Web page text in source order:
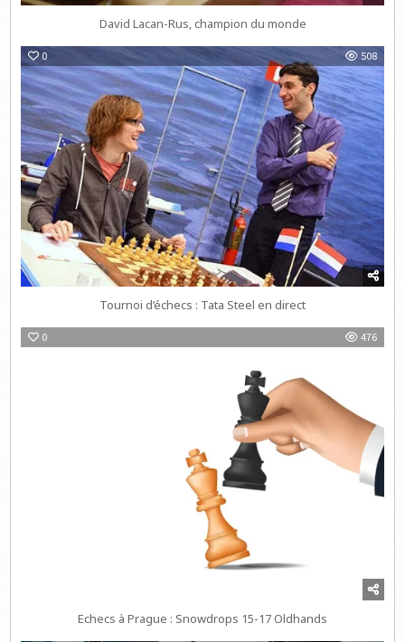
David Lacan-Rus, champion du monde
0 508
Tournoi d’échecs : Tata Steel en direct
0 476
Echecs à Prague : Snowdrops 15-17 Oldhands